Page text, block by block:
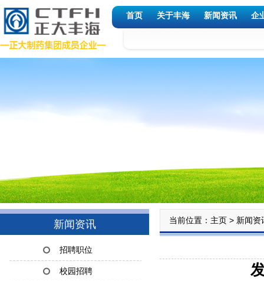
首页 关于丰海 新闻资讯 企
新闻资讯
招聘职位
校园招聘
当前位置： 主页 > 新闻资